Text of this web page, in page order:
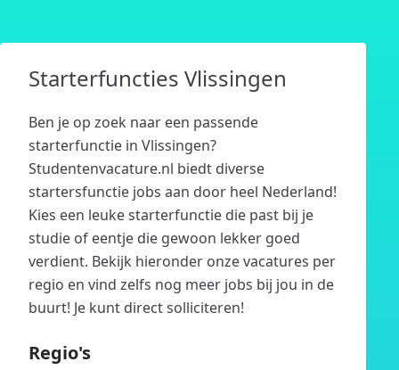
Starterfuncties Vlissingen
Ben je op zoek naar een passende
starterfunctie in Vlissingen?
Studentenvacature.nl biedt diverse
startersfunctie jobs aan door heel Nederland!
Kies een leuke starterfunctie die past bij je
studie of eentje die gewoon lekker goed
verdient. Bekijk hieronder onze vacatures per
regio en vind zelfs nog meer jobs bij jou in de
buurt! Je kunt direct solliciteren!
Regio's